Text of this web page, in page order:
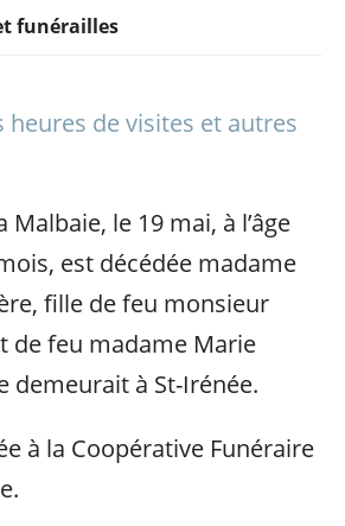
funérailles
heures de visites et autres
Malbaie, le 19 mai, à l’âge
est décédée madame
fille de feu monsieur
de feu madame Marie
demeurait à St-Irénée.
à la Coopérative Funéraire